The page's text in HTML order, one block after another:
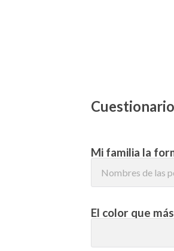
Mi familia la
El color que